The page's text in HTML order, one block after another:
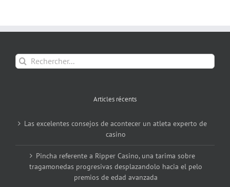
Rechercher:
Articles récents
Las excelentes consejos de acontecer un atleta experto de
casino
Pincha referente a Ripper Casino, una tarima sobre
tragamonedas progresivas desplazandolo hacia el pelo
premios de edad avanzada